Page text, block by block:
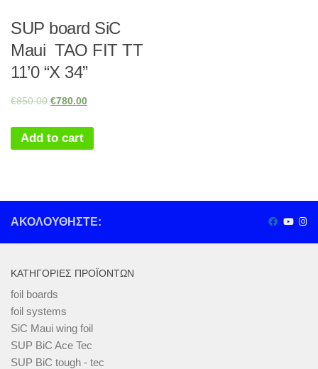
SUP board SiC
Maui TAO FIT TT
11’0 “X 34”
€850.00 €780.00
Add to cart
ΑΚΟΛΟΥΘΉΣΤΕ:
ΚΑΤΗΓΟΡΊΕΣ ΠΡΟΪΌΝΤΩΝ
foil boards
foil systems
SiC Maui wing foil
SUP BiC Ace Tec
SUP BiC tough - tec